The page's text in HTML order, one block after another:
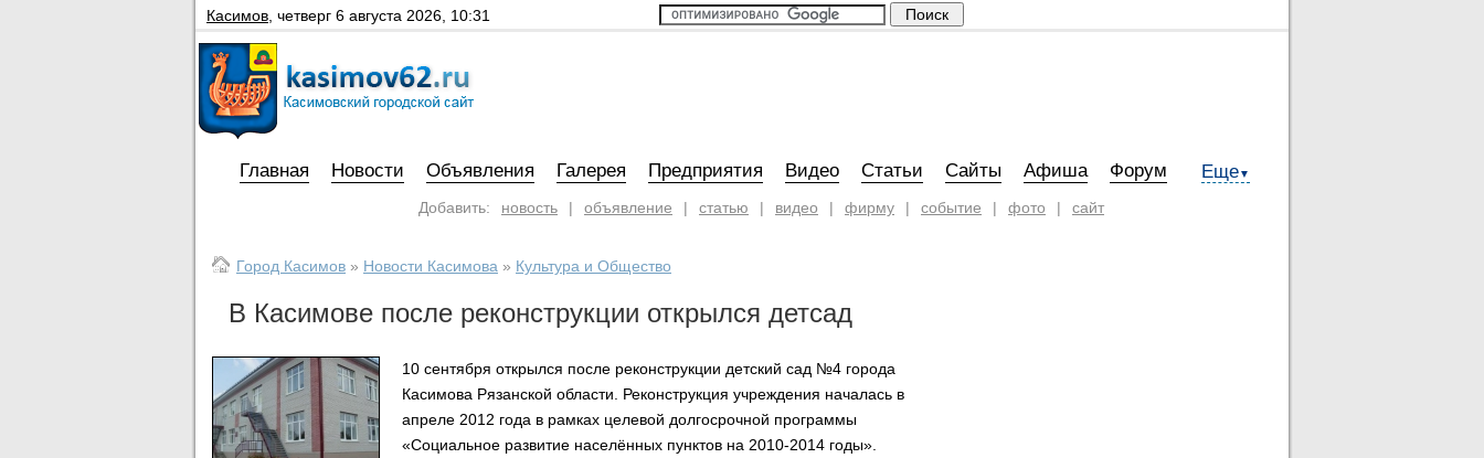
Касимов четверг 6 августа 2026, 10:31
Главная Новости Объявления Галерея Предприятия Видео Статьи Сайты Афиша Форум Еще▼
Добавить: новость | объявление | статью | видео | фирму | событие | фото | сайт
Город Касимов » Новости Касимова » Культура и Общество
В Касимове после реконструкции открылся детсад
10 сентября открылся после реконструкции детский сад №4 города
Касимова Рязанской области. Реконструкция учреждения началась в
апреле 2012 года в рамках целевой долгосрочной программы
«Социальное развитие населённых пунктов на 2010-2014 годы».